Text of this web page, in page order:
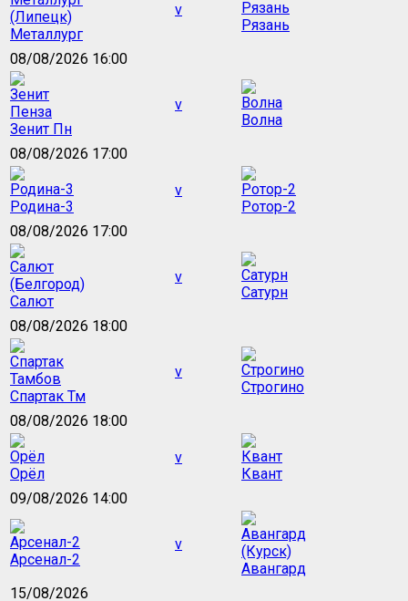
Металлург
v
Рязань
08/08/2026 16:00
Зенит Пн
v
Волна
08/08/2026 17:00
Родина-3
v
Ротор-2
08/08/2026 17:00
Салют
v
Сатурн
08/08/2026 18:00
Спартак Тм
v
Строгино
08/08/2026 18:00
Орёл
v
Квант
09/08/2026 14:00
Арсенал-2
v
Авангард
15/08/2026